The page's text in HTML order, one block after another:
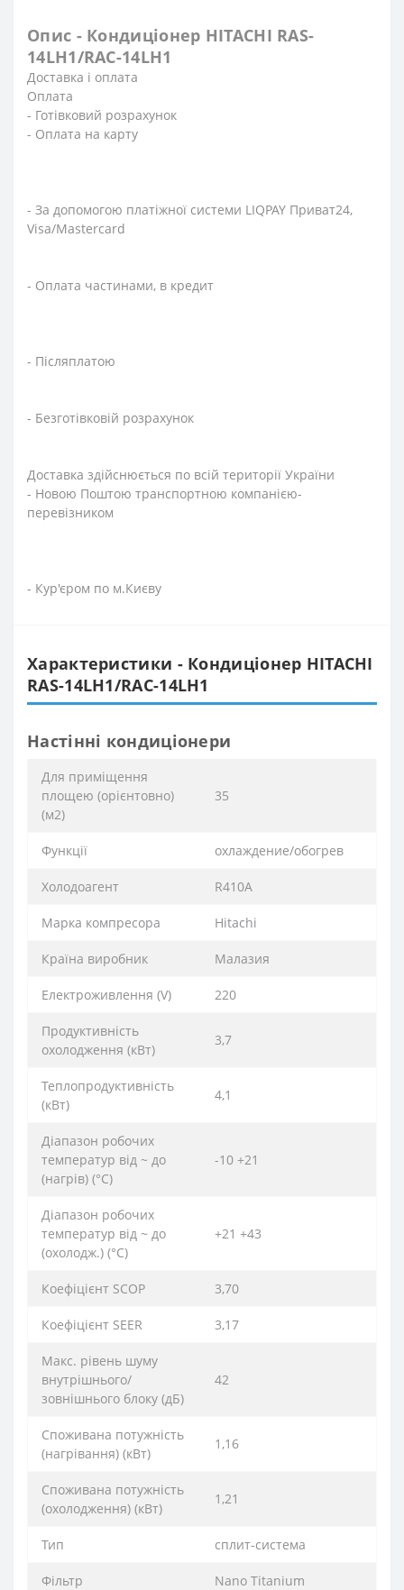
Опис - Кондиціонер HITACHI RAS-
14LH1/RAC-14LH1
Доставка і оплата
Оплата
- Готівковий розрахунок
- Оплата на карту
- За допомогою платіжної системи LIQPAY Приват24,
Visa/Mastercard
- Оплата частинами, в кредит
- Післяплатою
- Безготівковій розрахунок
Доставка здійснюється по всій території України
- Новою Поштою транспортною компанією-
перевізником
- Кур'єром по м.Києву
Характеристики - Кондиціонер HITACHI
RAS-14LH1/RAC-14LH1
Настінні кондиціонери
Для приміщення
площею (орієнтовно)
(м2)
35
Функції охлаждение/обогрев
Xолодоагент R410А
Марка компресора Hitachi
Країна виробник Малазия
Електроживлення (V) 220
Продуктивність
охолодження (кВт)
3,7
Теплопродуктивність
(кВт)
4,1
Діапазон робочих
температур від ~ до
(нагрів) (°C)
-10 +21
Діапазон робочих
температур від ~ до
(охолодж.) (°C)
+21 +43
Коефіцієнт SCOP 3,70
Коефіцієнт SEER 3,17
Макс. рівень шуму
внутрішнього/
зовнішнього блоку (дБ)
42
Споживана потужність
(нагрівання) (кВт)
1,16
Споживана потужність
(охолодження) (кВт)
1,21
Тип сплит-система
Фільтр Nano Titanium